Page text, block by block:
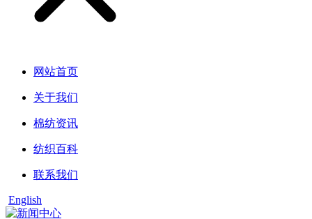
网站首页
关于我们
棉纺资讯
纺织百科
联系我们
English